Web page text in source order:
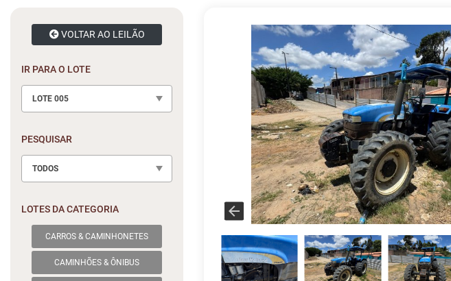
VOLTAR AO LEILÃO
IR PARA O LOTE
LOTE 005
PESQUISAR
TODOS
LOTES DA CATEGORIA
CARROS & CAMINHONETES
CAMINHÕES & ÔNIBUS